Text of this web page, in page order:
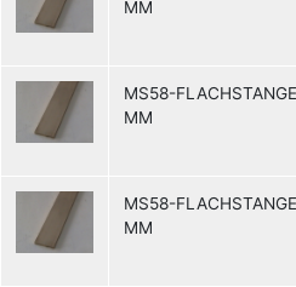
MM
MS58-
MM
MS58-
MM